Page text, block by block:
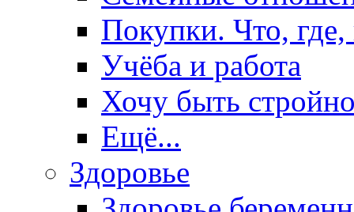
Покупки. Что, где,
Учёба и работа
Хочу быть
Ещё...
Здоровье